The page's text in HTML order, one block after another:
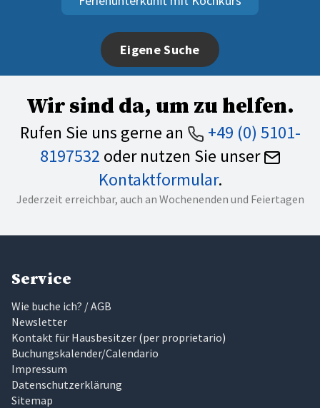
Eigene Suche
Wir sind da, um zu helfen.
Rufen Sie uns gerne an
+49 (0) 5101-
8197532 oder nutzen Sie unser
Kontaktformular.
Jederzeit erreichbar, auch an Wochenenden und Feiertagen
Service
Wie buche ich? / AGB
Newsletter
Kontakt für Hausbesitzer (per proprietario)
Buchungskalender/Calendario
Impressum
Datenschutzerklärung
Sitemap